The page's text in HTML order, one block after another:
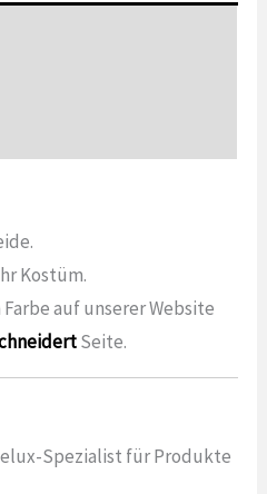
Kostüm.
auf unserer Website
Seite.
Spezialist für Produkte